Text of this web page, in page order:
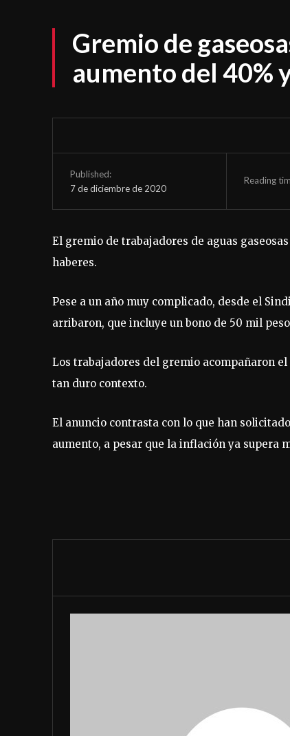
Gremio de
aumento del 40%
Published:
7 de diciembre de 2020
Reading
El gremio de trabajadores de aguas
haberes.
Pese a un año muy complicado, desde el
arribaron, que incluye un bono de 50 mil
Los trabajadores del gremio acompañaron
tan duro contexto.
El anuncio contrasta con lo que han
aumento, a pesar que la inflación ya supera